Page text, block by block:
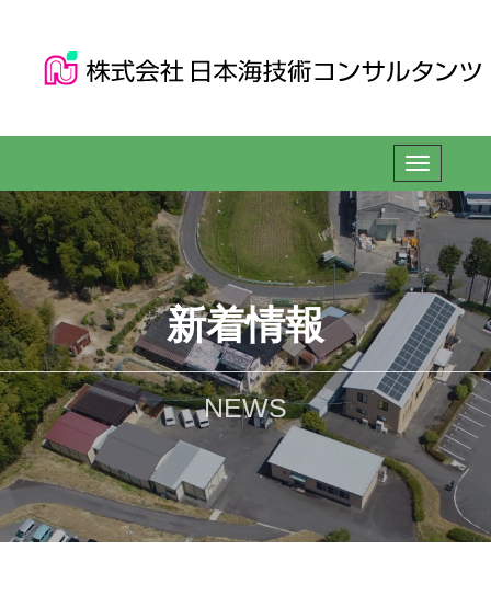
新着情報
NEWS